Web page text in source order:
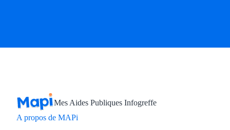
Mes Aides Publiques Infogreffe
A propos de MAPi